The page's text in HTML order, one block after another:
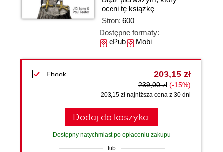
oceni tę książkę
Stron: 600
Dostępne formaty:
ePubMobi
Ebook 203,15 zł
239,00 zł (-15%)
203,15 zł najniższa cena z 30 dni
Dodaj do koszyka
Dostępny natychmiast po opłaceniu zakupu
lub